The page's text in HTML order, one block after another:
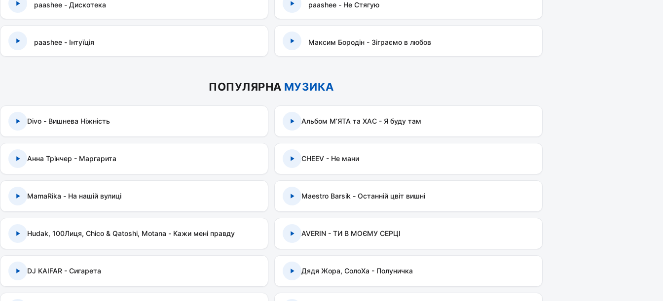
paashee - Дискотека paashee - Не Стягую
paashee - Інтуїція Максим Бородін - Зіграємо в любов
ПОПУЛЯРНА МУЗИКА
Divo - Вишнева Ніжність Альбом МʼЯТА та ХАС - Я буду там
Анна Трінчер - Маргарита CHEEV - Не мани
MamaRika - На нашій вулиці Maestro Barsik - Останній цвіт вишні
Hudak, 100Лиця, Chico & Qatoshi, Motana - Кажи мені правду AVERIN - ТИ В МОЄМУ СЕРЦІ
DJ KAIFAR - Сигарета Дядя Жора, СолоХа - Полуничка